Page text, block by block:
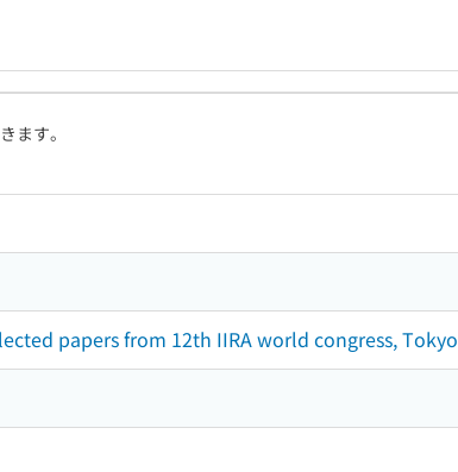
ます。
papers from 12th IIRA world congress, Tokyo